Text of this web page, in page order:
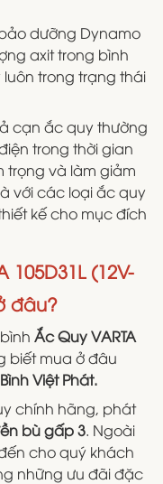
dưỡng Dynamo
axit trong bình
trong trạng thái
cạn ắc quy thường
trong thời gian
trọng và làm giảm
với các loại ắc quy
kế cho mục đích
105D31L (12V-
đâu?
Ắc Quy VARTA
biết mua ở đâu
Việt Phát.
chính hãng, phát
bù gấp 3. Ngoài
cho quý khách
những ưu đãi đặc